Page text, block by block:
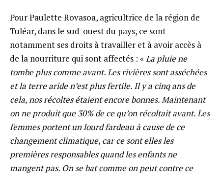
Pour Paulette Rovasoa, agricultrice de la région de
Tuléar, dans le sud-ouest du pays, ce sont
notamment ses droits à travailler et à avoir accès à
de la nourriture qui sont affectés : « La pluie ne
tombe plus comme avant. Les rivières sont asséchées
et la terre aride n’est plus fertile. Il y a cinq ans de
cela, nos récoltes étaient encore bonnes. Maintenant
on ne produit que 30% de ce qu’on récoltait avant. Les
femmes portent un lourd fardeau à cause de ce
changement climatique, car ce sont elles les
premières responsables quand les enfants ne
mangent pas. On se bat comme on peut contre ce